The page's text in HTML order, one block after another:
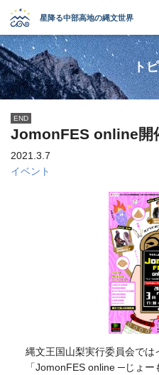
星降る中部高地の縄文世界
ト
END
JomonFES online開
2021.3.7
イベント
縄文王国山梨実行委員会では
「JomonFES online ─じょ